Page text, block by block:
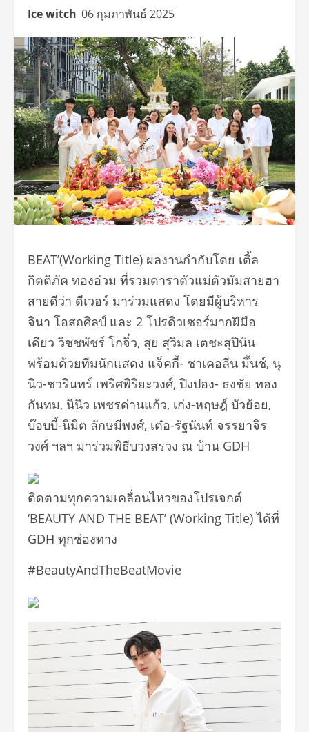
Ice witch 06 กุมภาพันธ์ 2025
BEAT’(Working Title) ผลงานกำกับโดย เติ้ล
กิตติภัค ทองอ่วม ที่รวมดาราตัวแม่ตัวมัมสายฮา
สายดีว่า ดีเวอร์ มาร่วมแสดง โดยมีผู้บริหาร
จินา โอสถศิลป์ และ 2 โปรดิวเซอร์มากฝีมือ
เดียว วิชชพัชร์ โกจิ๋ว, สุย สุวิมล เตชะสุปินัน
พร้อมด้วยทีมนักแสดง แจ็คกี้- ชาเคอลีน มึ้นช์, นุ
นิว-ชวรินทร์ เพริศพิริยะวงศ์, ปิงปอง- ธงชัย ทอง
กันทม, นินิว เพชรด่านแก้ว, เก่ง-หฤษฎ์ บัวย้อย,
บ๊อบบี้-นิมิต ลักษมีพงศ์, เต๋อ-รัฐนันท์ จรรยาจิร
วงศ์ ฯลฯ มาร่วมพิธีบวงสรวง ณ บ้าน GDH
ติดตามทุกความเคลื่อนไหวของโปรเจกต์
‘BEAUTY AND THE BEAT’ (Working Title) ได้ที่
GDH ทุกช่องทาง
#BeautyAndTheBeatMovie